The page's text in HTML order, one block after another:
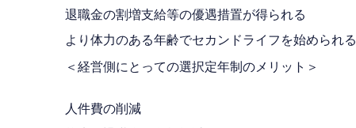
退職金の割増支給等の優遇措置が得られる
より体力のある年齢でセカンドライフを始められる
＜経営側にとっての選択定年制のメリット＞
人件費の削減